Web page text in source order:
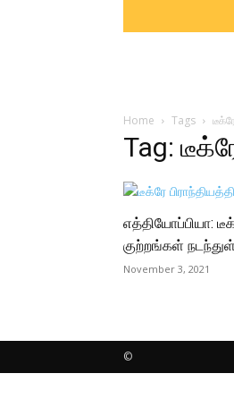
Home Tags
Tag:
எத்தியோப்பியா:
குற்றங்கள்
November 3, 2021
©